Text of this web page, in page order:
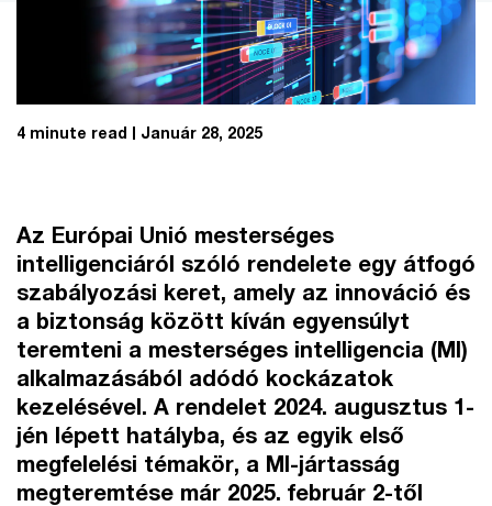
4 minute read Január 28, 2025
Az Európai Unió mesterséges
intelligenciáról szóló rendelete egy átfogó
szabályozási keret, amely az innováció és
a biztonság között kíván egyensúlyt
teremteni a mesterséges intelligencia (MI)
alkalmazásából adódó kockázatok
kezelésével. A rendelet 2024. augusztus 1-
jén lépett hatályba, és az egyik első
megfelelési témakör, a MI-jártasság
megteremtése már 2025. február 2-től